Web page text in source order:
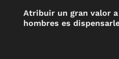
Atribuir un gran valor
hombres es